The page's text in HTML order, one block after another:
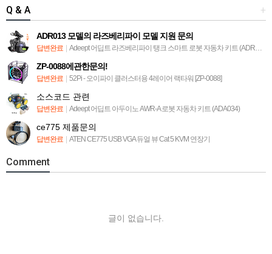
+
Q & A
ADR013 모델의 라즈베리파이 모델 지원 문의
답변완료 Adeept 어딥트 라즈베리파이 탱크 스마트 로봇 자동차 키트 (ADR013)
ZP-0088에관한문의!
답변완료 52Pi - 오이파이 클러스터용 4레이어 랙타워 [ZP-0088]
소스코드 관련
답변완료 Adeept 어딥트 아두이노 AWR-A 로봇 자동차 키트 (ADA034)
ce775 제품문의
답변완료 ATEN CE775 USB VGA 듀얼 뷰 Cat 5 KVM 연장기
Comment
글이 없습니다.